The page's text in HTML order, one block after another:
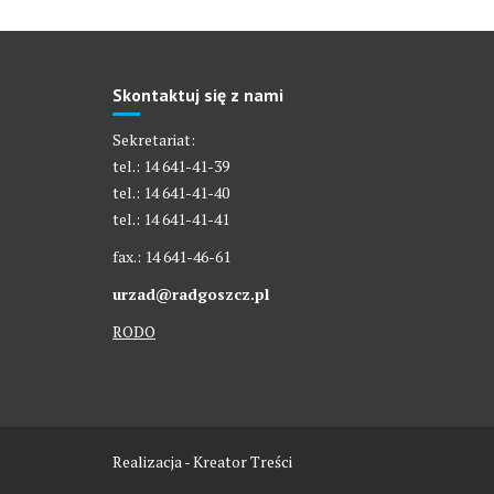
Skontaktuj się z nami
Sekretariat:
tel.: 14 641-41-39
tel.: 14 641-41-40
tel.: 14 641-41-41
fax.: 14 641-46-61
urzad@radgoszcz.pl
RODO
Realizacja - Kreator Treści